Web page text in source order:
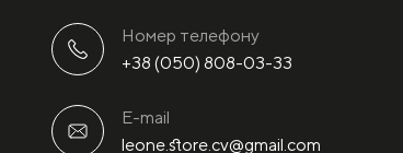
Номер телефону
+38 (050) 808-03-33
E-mail
leone.store.cv@gmail.com